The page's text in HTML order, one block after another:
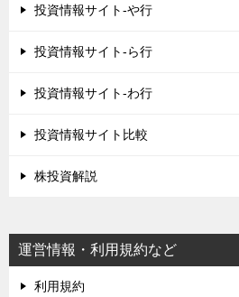
投資情報サイト-や行
投資情報サイト-ら行
投資情報サイト-わ行
投資情報サイト比較
株投資解説
運営情報・利用規約など
利用規約